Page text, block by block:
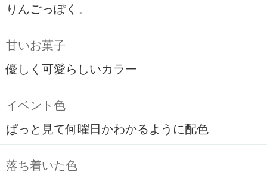
りんごっぽく。
甘いお菓子
優しく可愛らしいカラー
イベント色
ぱっと見て何曜日かわかるように配色
落ち着いた色